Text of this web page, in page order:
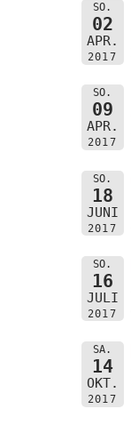
SO.
02
APR.
2017
SO.
09
APR.
2017
SO.
18
JUNI
2017
SO.
16
JULI
2017
SA.
14
OKT.
2017